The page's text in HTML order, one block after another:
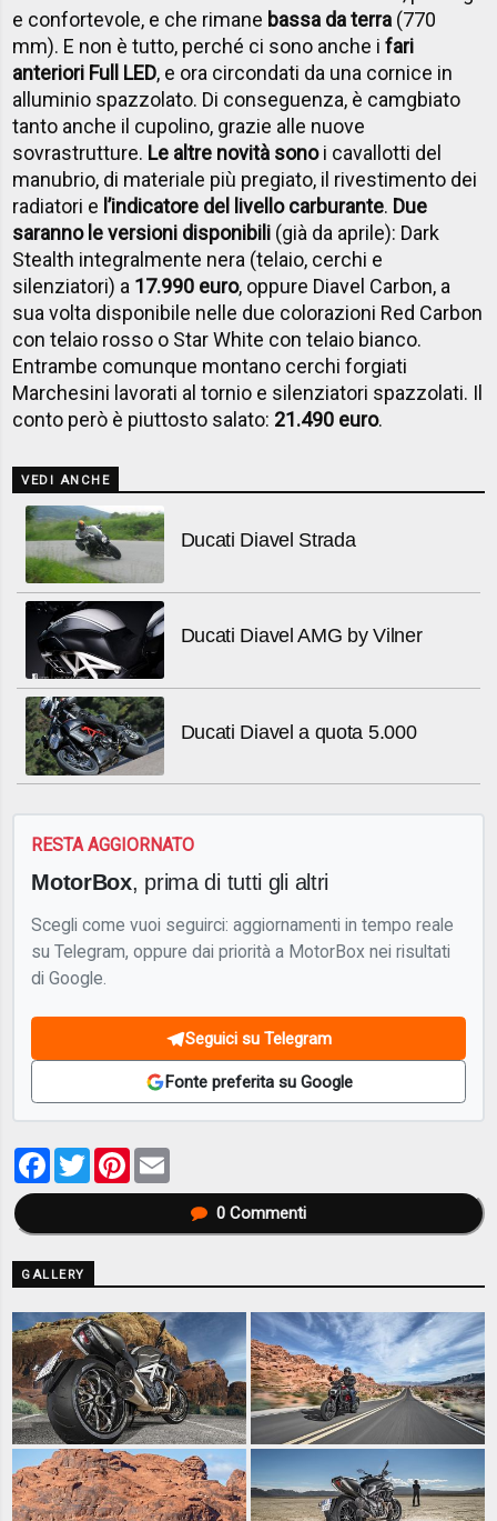
e confortevole, e che rimane bassa da terra (770
mm). E non è tutto, perché ci sono anche ifari
anteriori Full LED, e ora circondati da una cornice in
alluminio spazzolato. Di conseguenza, è camgbiato
tanto anche il cupolino, grazie alle nuove
sovrastrutture. Le altre novità sonoi cavallotti del
manubrio, di materiale più pregiato, il rivestimento dei
radiatori e l’indicatore del livello carburante. Due
saranno le versioni disponibili (già da aprile): Dark
Stealth integralmente nera (telaio, cerchi e
silenziatori) a 17.990 euro, oppure Diavel Carbon, a
sua volta disponibile nelle due colorazioni Red Carbon
con telaio rosso o Star White con telaio bianco.
Entrambe comunque montano cerchi forgiati
Marchesini lavorati al tornio e silenziatori spazzolati. Il
conto però è piuttosto salato: 21.490 euro.
VEDI ANCHE
Ducati Diavel Strada
Ducati Diavel AMG by Vilner
Ducati Diavel a quota 5.000
RESTA AGGIORNATO
MotorBox, prima di tutti gli altri
Scegli come vuoi seguirci: aggiornamenti in tempo reale
su Telegram, oppure dai priorità a MotorBox nei risultati
di Google.
Seguici su Telegram
Fonte preferita su Google
Facebook
TwitterPinterest
0Commenti
GALLERY